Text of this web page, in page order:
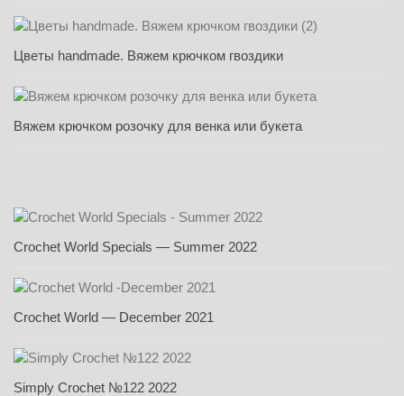
Цветы handmade. Вяжем крючком гвоздики
Вяжем крючком розочку для венка или букета
Crochet World Specials — Summer 2022
Crochet World — December 2021
Simply Crochet №122 2022